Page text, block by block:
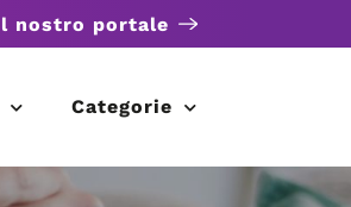
nostro portale
Categorie